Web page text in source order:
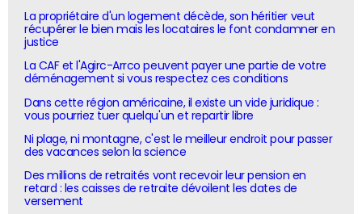
La propriétaire d'un logement décède, son héritier veut
récupérer le bien mais les locataires le font condamner en
justice
La CAF et l'Agirc-Arrco peuvent payer une partie de votre
déménagement si vous respectez ces conditions
Dans cette région américaine, il existe un vide juridique :
vous pourriez tuer quelqu'un et repartir libre
Ni plage, ni montagne, c'est le meilleur endroit pour passer
des vacances selon la science
Des millions de retraités vont recevoir leur pension en
retard : les caisses de retraite dévoilent les dates de
versement